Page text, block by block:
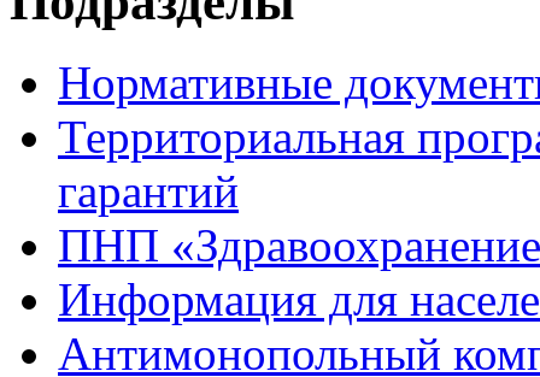
Нормативные
Территориальная
гарантий
ПНП
Информация для
Антимонопольный